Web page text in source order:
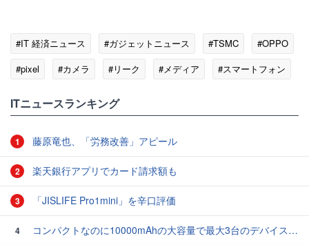
#IT 経済ニュース #ガジェットニュース #TSMC
#OPPO
#pixel
#カメラ #リーク #メディア #スマートフォン
ITニュースランキング
1 藤原竜也、「労務改善」アピール
2 楽天銀行アプリでカード請求額も
3 「JISLIFE Pro1mini」を辛口評価
4 コンパクトなのに10000mAhの大容量で最大3台のデバイスを同時充電できる半固体モバイルバッテリー「SMARTCOBY Pro SLIM SS」レビュー